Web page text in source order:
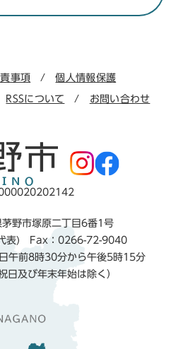
事項 個人情報保護
RSSについて お問い合わせ
野市塚原二丁目6番1号
表) Fax：0266-72-9040
午前8時30分から午後5時15分
日及び年末年始は除く）